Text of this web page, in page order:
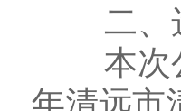
二、
本次公
年清远市